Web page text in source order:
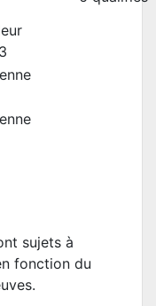
sujets à
fonction du